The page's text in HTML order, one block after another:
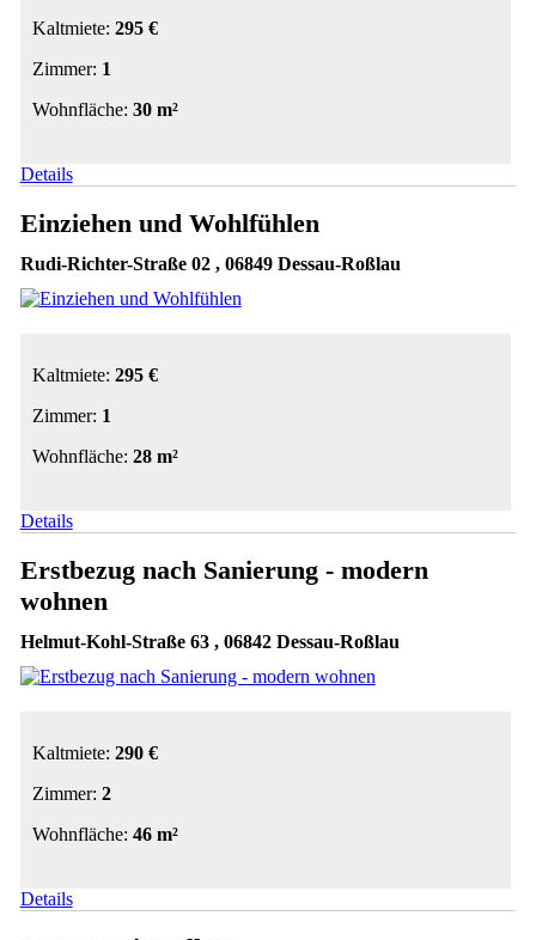
Kaltmiete: 295 €
Zimmer: 1
Wohnfläche: 30 m²
Details
Einziehen und Wohlfühlen
Rudi-Richter-Straße 02 , 06849 Dessau-Roßlau
Kaltmiete: 295 €
Zimmer: 1
Wohnfläche: 28 m²
Details
Erstbezug nach Sanierung - modern
wohnen
Helmut-Kohl-Straße 63 , 06842 Dessau-Roßlau
Kaltmiete: 290 €
Zimmer: 2
Wohnfläche: 46 m²
Details